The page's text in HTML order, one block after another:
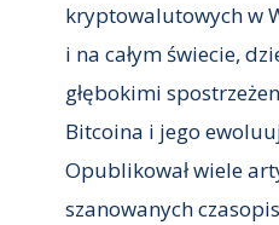
kryptowalutowych w
i na całym świecie,
głębokimi
Bitcoina i jego
Opublikował wiele
szanowanych